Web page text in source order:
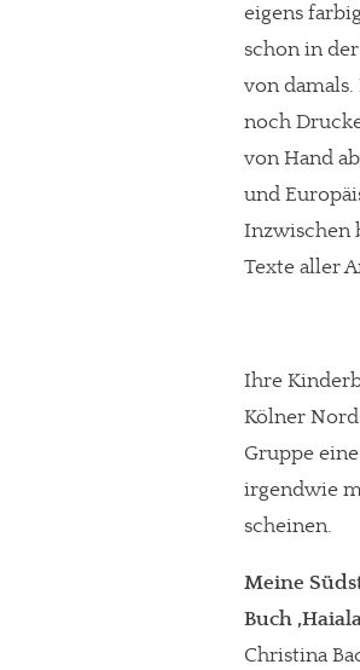
eigens
schon in
von
noch
von Hand
und
Inzwischen
Texte aller
Ihre
Kölner
Gruppe
irgendwie
scheinen.
Meine
Buch
Christina